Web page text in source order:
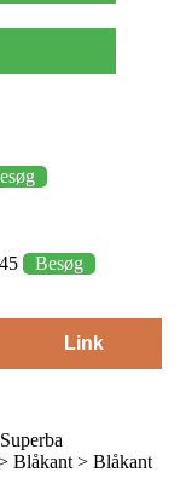
Besøg
Link
Blåkant > Blåkant